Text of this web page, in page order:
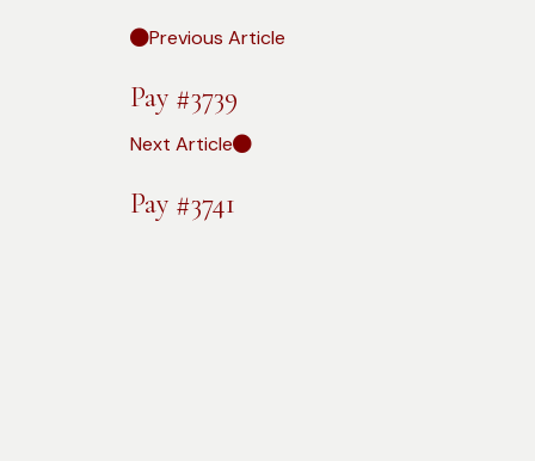
Previous Article
Pay #3739
Next Article
Pay #3741